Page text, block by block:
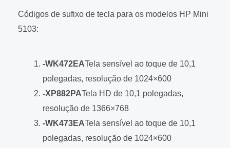
Códigos de sufixo de tecla para os modelos HP Mini
5103:
-WK472EATela sensível ao toque de 10,1
polegadas, resolução de 1024×600
-XP882PATela HD de 10,1 polegadas,
resolução de 1366×768
-WK473EATela sensível ao toque de 10,1
polegadas, resolução de 1024×600